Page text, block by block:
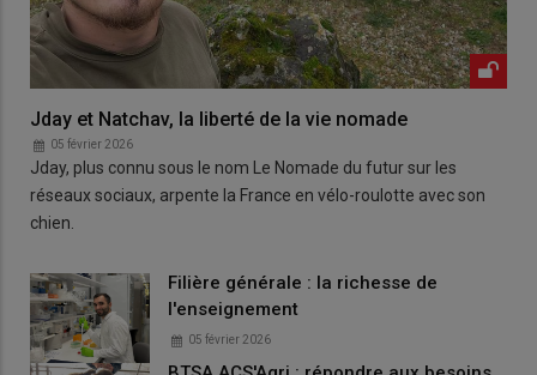
Jday et Natchav, la liberté de la vie nomade
05 février 2026
Jday, plus connu sous le nom Le Nomade du futur sur les
réseaux sociaux, arpente la France en vélo-roulotte avec son
chien.
Filière générale : la richesse de
l'enseignement
05 février 2026